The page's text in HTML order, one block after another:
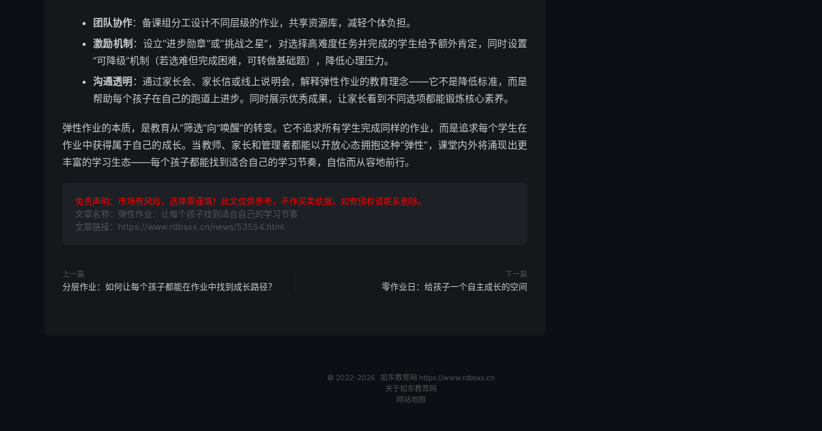
团队协作：备课组分工设计不同层级的作业，共享资源库，减轻个体负担。
激励机制 ：设立“进步勋章”或“挑战之星”，对选择高难度任务并完成的学生给予额外肯定，同时设置
“可降级”机制（若选难但完成困难，可转做基础题），降低心理压力。
沟通透明 ：通过家长会、家长信或线上说明会，解释弹性作业的教育理念——它不是降低标准，而是
帮助每个孩子在自己的跑道上进步。同时展示优秀成果，让家长看到不同选项都能锻炼核心素养。
弹性作业的本质，是教育从“筛选”向“唤醒”的转变。它不追求所有学生完成同样的作业，而是追求每个学生在
作业中获得属于自己的成长。当教师、家长和管理者都能以开放心态拥抱这种“弹性”，课堂内外将涌现出更
丰富的学习生态——每个孩子都能找到适合自己的学习节奏，自信而从容地前行。
免责声明：市场有风险，选择需谨慎！此文仅供参考，不作买卖依据。如有侵权请联系删除。
文章名称：弹性作业：让每个孩子找到适合自己的学习节奏
文章链接：https://www.rdbsxx.cn/news/53554.html
上一篇
分层作业：如何让每个孩子都能在作业中找到成长路径？
下一篇
零作业日：给孩子一个自主成长的空间
© 2022-2026 如东教育网 https://www.rdbsxx.cn
关于如东教育网
网站地图